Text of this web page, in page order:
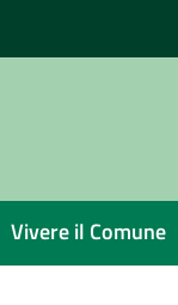
Vivere il Comune